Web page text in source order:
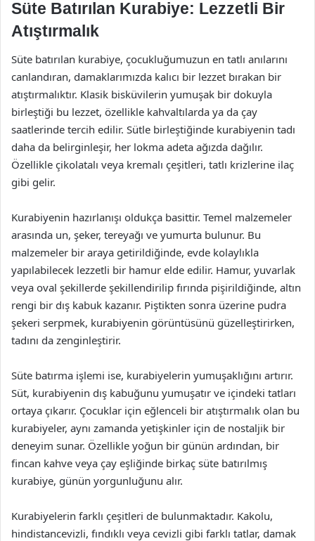
Süte Batırılan Kurabiye: Lezzetli Bir
Atıştırmalık
Süte batırılan kurabiye, çocukluğumuzun en tatlı anılarını
canlandıran, damaklarımızda kalıcı bir lezzet bırakan bir
atıştırmalıktır. Klasik bisküvilerin yumuşak bir dokuyla
birleştiği bu lezzet, özellikle kahvaltılarda ya da çay
saatlerinde tercih edilir. Sütle birleştiğinde kurabiyenin tadı
daha da belirginleşir, her lokma adeta ağızda dağılır.
Özellikle çikolatalı veya kremalı çeşitleri, tatlı krizlerine ilaç
gibi gelir.
Kurabiyenin hazırlanışı oldukça basittir. Temel malzemeler
arasında un, şeker, tereyağı ve yumurta bulunur. Bu
malzemeler bir araya getirildiğinde, evde kolaylıkla
yapılabilecek lezzetli bir hamur elde edilir. Hamur, yuvarlak
veya oval şekillerde şekillendirilip fırında pişirildiğinde, altın
rengi bir dış kabuk kazanır. Piştikten sonra üzerine pudra
şekeri serpmek, kurabiyenin görüntüsünü güzelleştirirken,
tadını da zenginleştirir.
Süte batırma işlemi ise, kurabiyelerin yumuşaklığını artırır.
Süt, kurabiyenin dış kabuğunu yumuşatır ve içindeki tatları
ortaya çıkarır. Çocuklar için eğlenceli bir atıştırmalık olan bu
kurabiyeler, aynı zamanda yetişkinler için de nostaljik bir
deneyim sunar. Özellikle yoğun bir günün ardından, bir
fincan kahve veya çay eşliğinde birkaç süte batırılmış
kurabiye, günün yorgunluğunu alır.
Kurabiyelerin farklı çeşitleri de bulunmaktadır. Kakolu,
hindistancevizli, fındıklı veya cevizli gibi farklı tatlar, damak